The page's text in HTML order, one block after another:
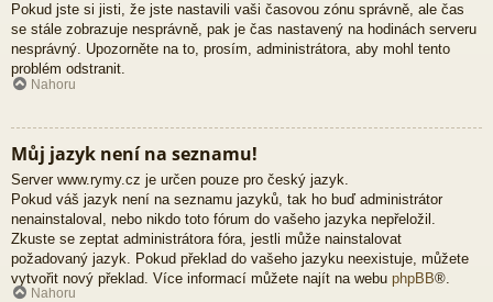
Pokud jste si jisti, že jste nastavili vaši časovou zónu správně, ale čas
se stále zobrazuje nesprávně, pak je čas nastavený na hodinách serveru
nesprávný. Upozorněte na to, prosím, administrátora, aby mohl tento
problém odstranit.
Nahoru
Můj jazyk není na seznamu!
Server www.rymy.cz je určen pouze pro český jazyk.
Pokud váš jazyk není na seznamu jazyků, tak ho buď administrátor
nenainstaloval, nebo nikdo toto fórum do vašeho jazyka nepřeložil.
Zkuste se zeptat administrátora fóra, jestli může nainstalovat
požadovaný jazyk. Pokud překlad do vašeho jazyku neexistuje, můžete
vytvořit nový překlad. Více informací můžete najít na webu phpBB®.
Nahoru